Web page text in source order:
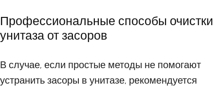
Профессиональные способы очистки
унитаза от засоров
В случае, если простые методы не помогают
устранить засоры в унитазе, рекомендуется